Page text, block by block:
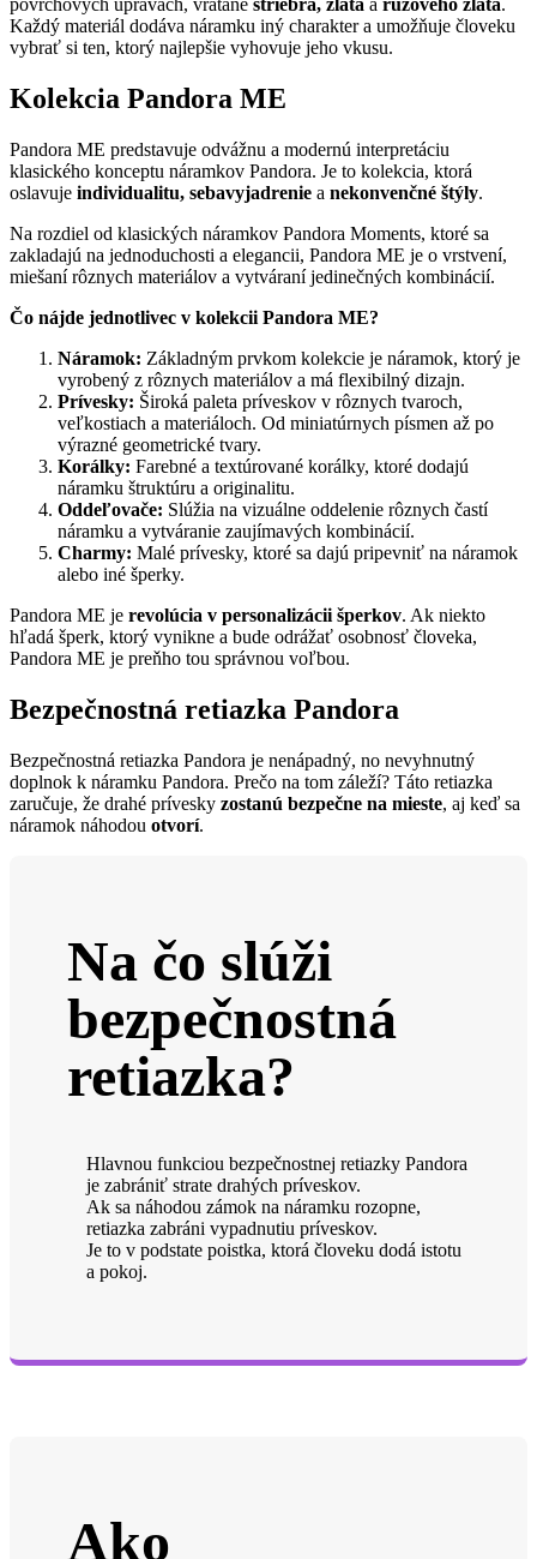
povrchových úpravách, vrátane striebra, zlata a ružového zlata.
Každý materiál dodáva náramku iný charakter a umožňuje človeku
vybrať si ten, ktorý najlepšie vyhovuje jeho vkusu.
Kolekcia Pandora ME
Pandora ME predstavuje odvážnu a modernú interpretáciu
klasického konceptu náramkov Pandora. Je to kolekcia, ktorá
oslavuje individualitu, sebavyjadrenie a nekonvenčné štýly.
Na rozdiel od klasických náramkov Pandora Moments, ktoré sa
zakladajú na jednoduchosti a elegancii, Pandora ME je o vrstvení,
miešaní rôznych materiálov a vytváraní jedinečných kombinácií.
Čo nájde jednotlivec v kolekcii Pandora ME?
Náramok: Základným prvkom kolekcie je náramok, ktorý je
vyrobený z rôznych materiálov a má flexibilný dizajn.
Prívesky: Široká paleta príveskov v rôznych tvaroch,
veľkostiach a materiáloch. Od miniatúrnych písmen až po
výrazné geometrické tvary.
Korálky: Farebné a textúrované korálky, ktoré dodajú
náramku štruktúru a originalitu.
Oddeľovače: Slúžia na vizuálne oddelenie rôznych častí
náramku a vytváranie zaujímavých kombinácií.
Charmy: Malé prívesky, ktoré sa dajú pripevniť na náramok
alebo iné šperky.
Pandora ME je revolúcia v personalizácii šperkov. Ak niekto
hľadá šperk, ktorý vynikne a bude odrážať osobnosť človeka,
Pandora ME je preňho tou správnou voľbou.
Bezpečnostná retiazka Pandora
Bezpečnostná retiazka Pandora je nenápadný, no nevyhnutný
doplnok k náramku Pandora. Prečo na tom záleží? Táto retiazka
zaručuje, že drahé prívesky zostanú bezpečne na mieste, aj keď sa
náramok náhodou otvorí.
Na čo slúži
bezpečnostná
retiazka?
Hlavnou funkciou bezpečnostnej retiazky Pandora
je zabrániť strate drahých príveskov.
Ak sa náhodou zámok na náramku rozopne,
retiazka zabráni vypadnutiu príveskov.
Je to v podstate poistka, ktorá človeku dodá istotu
a pokoj.
Ako